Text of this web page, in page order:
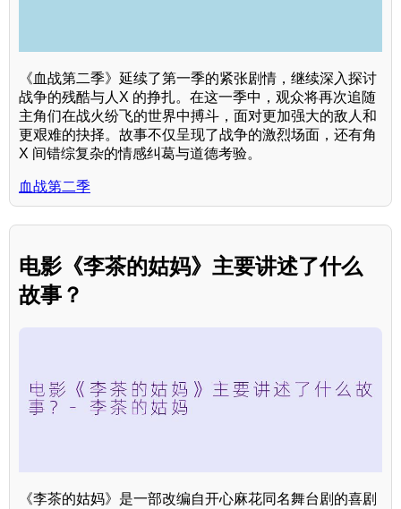
《血战第二季》延续了第一季的紧张剧情，继续深入探讨
战争的残酷与人X 的挣扎。在这一季中，观众将再次追随
主角们在战火纷飞的世界中搏斗，面对更加强大的敌人和
更艰难的抉择。故事不仅呈现了战争的激烈场面，还有角
X 间错综复杂的情感纠葛与道德考验。
血战第二季
电影《李茶的姑妈》主要讲述了什么
故事？
《李茶的姑妈》是一部改编自开心麻花同名舞台剧的喜剧